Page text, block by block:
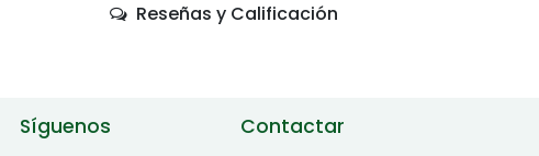
Reseñas y Calificación
Síguenos Contactar